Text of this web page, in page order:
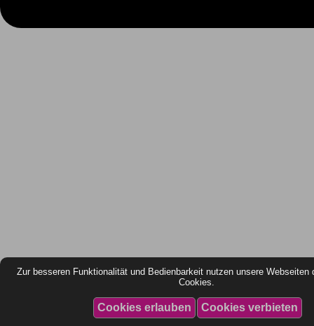
Zur besseren Funktionalität und Bedienbarkeit nutzen unsere Webseiten
Cookies.